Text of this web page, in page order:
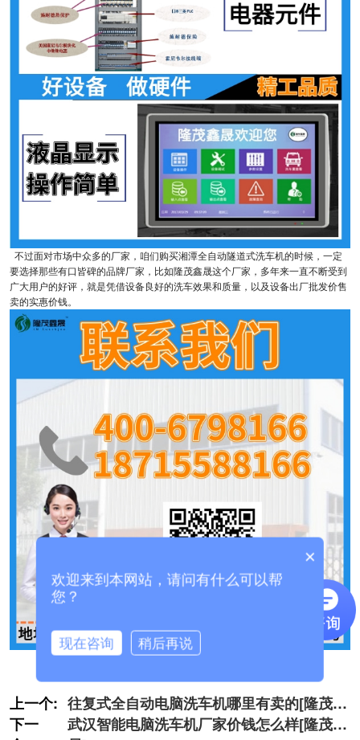
不过面对市场中众多的厂家，咱们购买湘潭全自动隧道式洗车机的时候，一定
要选择那些有口皆碑的品牌厂家，比如隆茂鑫晟这个厂家，多年来一直不断受到
广大用户的好评，就是凭借设备良好的洗车效果和质量，以及设备出厂批发价售
卖的实惠价钱。
上一个: 往复式全自动电脑洗车机哪里有卖的[隆茂鑫
晟]
下一
武汉智能电脑洗车机厂家价钱怎么样[隆茂鑫
×
欢迎来到本网站，请问有什么可以帮
您？
现在咨询 稍后再说